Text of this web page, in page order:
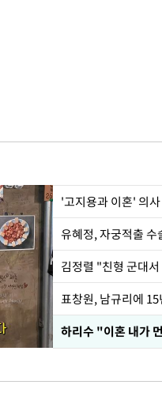
'고지용과 이혼' 의
유혜정, 자궁적출
김정렬 "친형 군대
하리수 "이혼 내가